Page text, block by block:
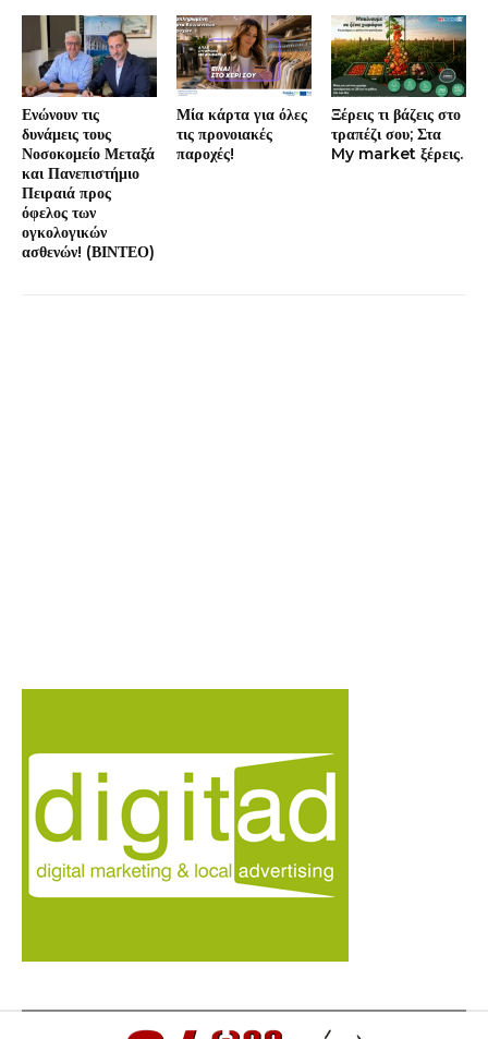
Ενώνουν τις
δυνάμεις τους
Νοσοκομείο Μεταξά
και Πανεπιστήμιο
Πειραιά προς
όφελος των
ογκολογικών
ασθενών! (ΒΙΝΤΕΟ)
Μία κάρτα για όλες
τις προνοιακές
παροχές!
Ξέρεις τι βάζεις στο
τραπέζι σου; Στα
My market ξέρεις.